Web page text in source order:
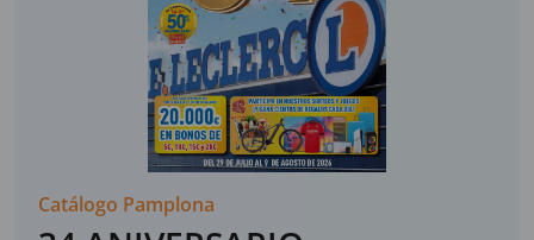
Catálogo Pamplona